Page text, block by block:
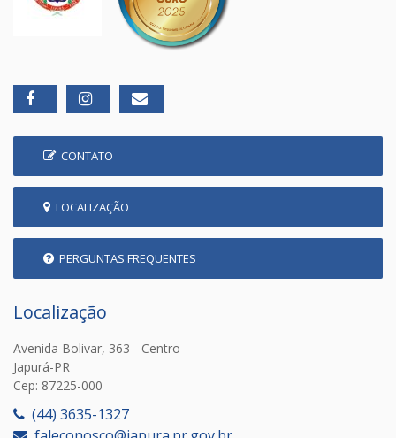
CONTATO
LOCALIZAÇÃO
PERGUNTAS FREQUENTES
Localização
Avenida Bolivar, 363 - Centro
Japurá-PR
Cep: 87225-000
(44) 3635-1327